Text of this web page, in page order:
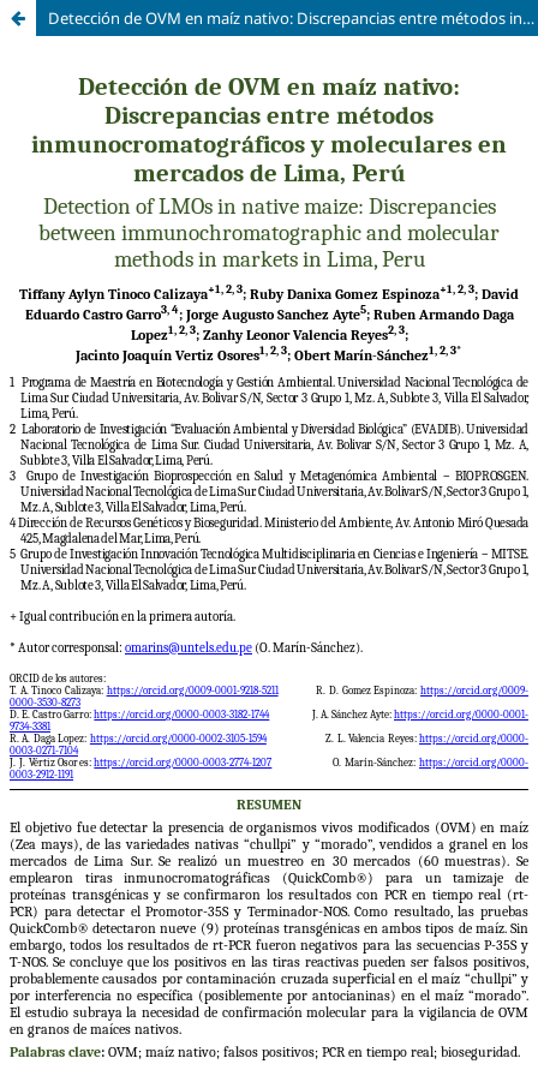
Detección de OVM en maíz nativo: Discrepancias entre métodos inmunocromatográficos y moleculares en mercados de Lima, Perú